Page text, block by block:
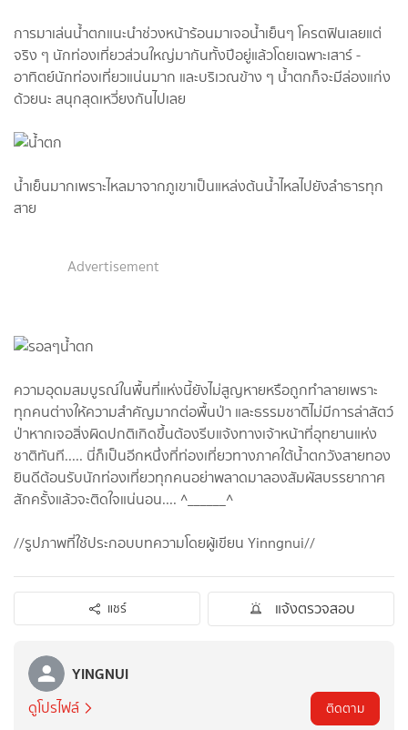
การมาเล่นน้ำตกแนะนำช่วงหน้าร้อนมาเจอน้ำเย็น​ๆ โครตฟินเลยแต่
จริง ๆ นักท่องเที่ยว​ส่วนใหญ่มากันทั้งปีอยู่แล้วโดยเฉพาะเสาร์ ​-
อาทิตย์​นักท่องเที่ยวแน่นมาก และบริเวณ​ข้าง ๆ น้ำตกก็จะมีล่องแก่ง
ด้วยนะ สนุกสุดเหวี่ยงกันไปเลย
น้ำเย็น​มากเพราะไหลมาจากภูเขาเป็นแหล่งต้นน้ำไหลไปยังลำธารทุก
สาย
Advertisement
ความอุดมสมบูรณ์​ในพื้นที่แห่งนี้ยังไม่สูญหายหรือถูกทำลายเพราะ
ทุกคนต่างให้ความสำคัญมาก​ต่อพื้นป่า และธรรมชาติไม่มีการล่าสัตว์​
ป่าหากเจอสิ่งผิดปกติเกิดขึ้นต้องรีบแจ้งทางเจ้าหน้าที่อุทยานแห่ง
ชาติ​ทันที..... นี่ก็เป็นอีกหนึ่งที่ท่องเที่ยวทางภาคใต้น้ำตกวังสายทอง
ยินดีต้อนรับนักท่องเที่ยวทุกคนอย่าพลาดมาลองสัมผัส​บรรยากาศ​
สักครั้งแล้วจะติดใจแน่นอน.... ^______^
//รูปภาพที่ใช้ประกอบบทความโดยผู้เขียน Yinngnui//
แชร์ แจ้งตรวจสอบ
YINGNUI
ดูโปรไฟล์ ติดตาม